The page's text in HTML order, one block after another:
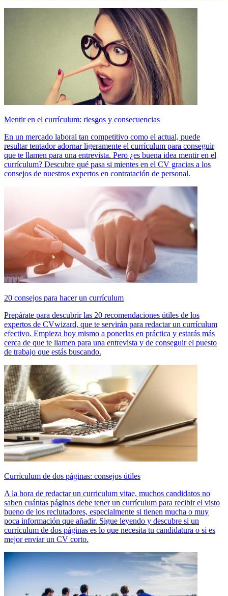
Mentir en el currículum: riesgos y consecuencias
En un mercado laboral tan competitivo como el actual, puede
resultar tentador adornar ligeramente el currículum para conseguir
que te llamen para una entrevista. Pero ¿es buena idea mentir en el
currículum? Descubre qué pasa si mientes en el CV gracias a los
consejos de nuestros expertos en contratación de personal.
20 consejos para hacer un currículum
Prepárate para descubrir las 20 recomendaciones útiles de los
expertos de CVwizard, que te servirán para redactar un currículum
efectivo. Empieza hoy mismo a ponerlas en práctica y estarás más
cerca de que te llamen para una entrevista y de conseguir el puesto
de trabajo que estás buscando.
Currículum de dos páginas: consejos útiles
A la hora de redactar un curriculum vitae, muchos candidatos no
saben cuántas páginas debe tener un currículum para recibir el visto
bueno de los reclutadores, especialmente si tienen mucha o muy
poca información que añadir. Sigue leyendo y descubre si un
currículum de dos páginas es lo que necesita tu candidatura o si es
mejor enviar un CV corto.